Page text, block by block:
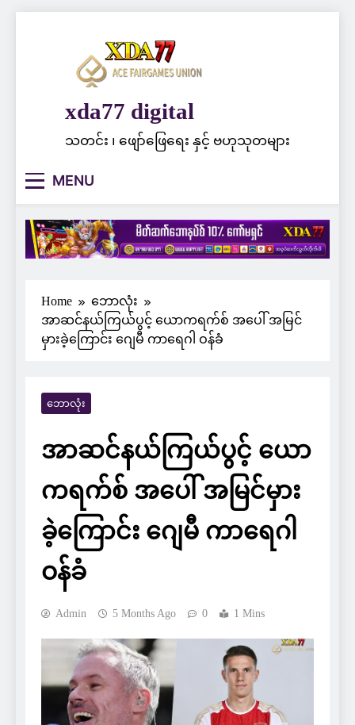
xda77 digital
သတင်း ၊ ဖျော်ဖြေရေး နှင့် ဗဟုသုတများ
MENU
Home
ဘောလုံး
အာဆင်နယ်ကြယ်ပွင့် ယောကရက်စ် အပေါ် အမြင်
မှားခဲ့ကြောင်း ဂျေမီ ကာရေဂါ ဝန်ခံ
ဘောလုံး
အာဆင်နယ်ကြယ်ပွင့် ယော
ကရက်စ် အပေါ် အမြင်မှား
ခဲ့ကြောင်း ဂျေမီ ကာရေဂါ
ဝန်ခံ
Admin 5 Months Ago 0 1 Mins